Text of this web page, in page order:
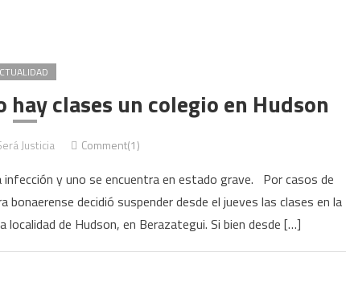
joven
en
una
fiesta
clandestina
clases un colegio en Hudson
Justicia Comment(1)
y uno se encuentra en estado grave. Por casos de
bonaerense decidió suspender desde el jueves las clases en la
localidad de Hudson, en Berazategui. Si bien desde […]